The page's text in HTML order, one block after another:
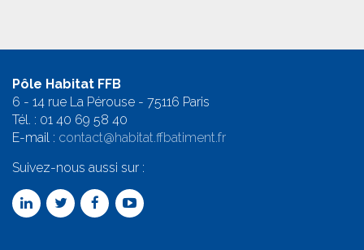
Pôle Habitat FFB
6 - 14 rue La Pérouse - 75116 Paris
Tél. : 01 40 69 58 40
E-mail : contact@habitat.ffbatiment.fr
Suivez-nous aussi sur :